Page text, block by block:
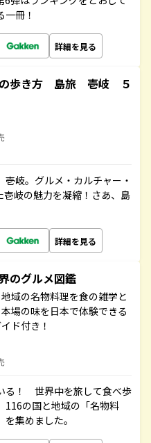
一冊！
詳細を見る
歩き方 島旅 壱岐 ５
岐。グルメ・カルチャー・
岐の魅力を凝縮！さあ、島
詳細を見る
のグルメ図鑑
域の名物料理を食の雑学と
場の味を日本で体験できる
ド付き！
る！ 世界中を旅して食べ歩
116の国と地域の「名物料
集めました。